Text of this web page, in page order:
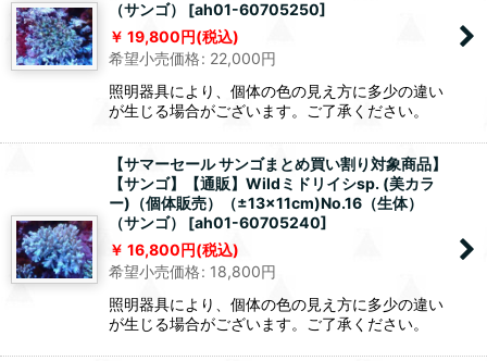
（サンゴ）
[ah01-60705250]
19,800円(税込)
希望小売価格: 22,000円
照明器具により、個体の色の見え方に多少の違い
が生じる場合がございます。ご了承ください。
【サマーセール サンゴまとめ買い割り対象商品】
【サンゴ】【通販】Wildミドリイシsp. (美カラ
ー)（個体販売）（±13x11cm)No.16（生体）
（サンゴ）
[ah01-60705240]
16,800円(税込)
希望小売価格: 18,800円
照明器具により、個体の色の見え方に多少の違い
が生じる場合がございます。ご了承ください。